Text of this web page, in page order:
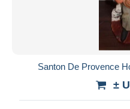
Santon De Provence
±